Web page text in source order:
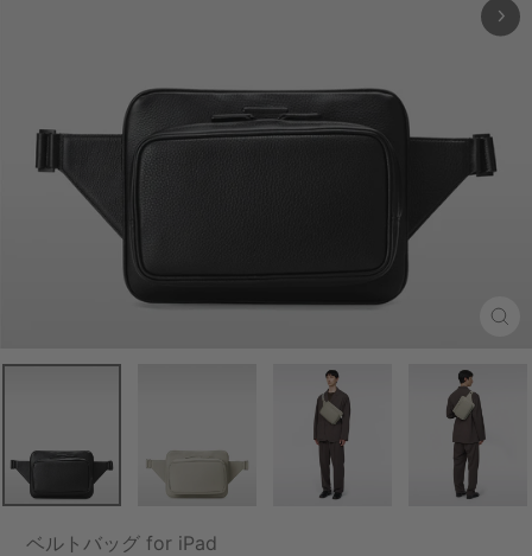
ベルトバッグ for iPad